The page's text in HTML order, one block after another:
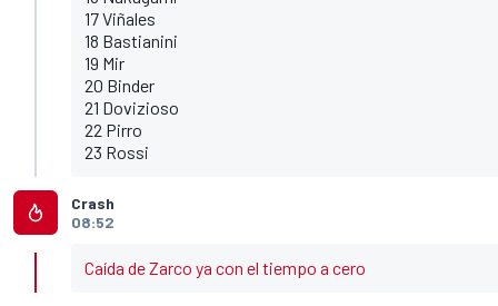
17 Viñales
18 Bastianini
19 Mir
20 Binder
21 Dovizioso
22 Pirro
23 Rossi
Crash
08:52
Caída de Zarco ya con el tiempo a cero